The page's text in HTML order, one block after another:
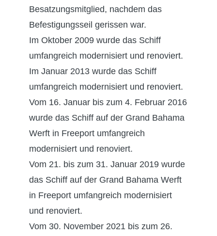
Besatzungsmitglied, nachdem das
Befestigungsseil gerissen war.
Im Oktober 2009 wurde das Schiff
umfangreich modernisiert und renoviert.
Im Januar 2013 wurde das Schiff
umfangreich modernisiert und renoviert.
Vom 16. Januar bis zum 4. Februar 2016
wurde das Schiff auf der Grand Bahama
Werft in Freeport umfangreich
modernisiert und renoviert.
Vom 21. bis zum 31. Januar 2019 wurde
das Schiff auf der Grand Bahama Werft
in Freeport umfangreich modernisiert
und renoviert.
Vom 30. November 2021 bis zum 26.